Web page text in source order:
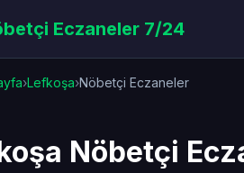
Eczaneler 7/24
›Lefkoşa›Nöbetçi Eczaneler
Nöbetçi